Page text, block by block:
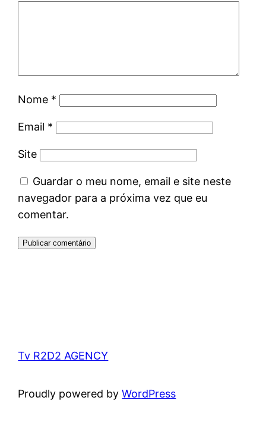
Nome *
Email *
Site
Guardar o meu nome, email e site neste
navegador para a próxima vez que eu
comentar.
Tv R2D2 AGENCY
Proudly powered byWordPress